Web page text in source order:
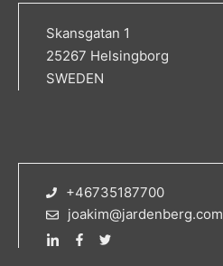
Skansgatan 1
25267 Helsingborg
SWEDEN
+46735187700
joakim@jardenberg.com